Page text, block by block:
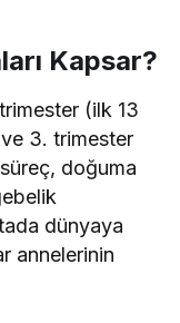
Kapsar?
(ilk 13
3. trimester
doğuma
dünyaya
annelerinin